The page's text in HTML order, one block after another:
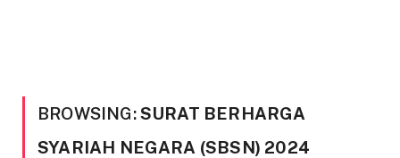
BROWSING:SURAT BERHARGA
SYARIAH NEGARA (SBSN) 2024